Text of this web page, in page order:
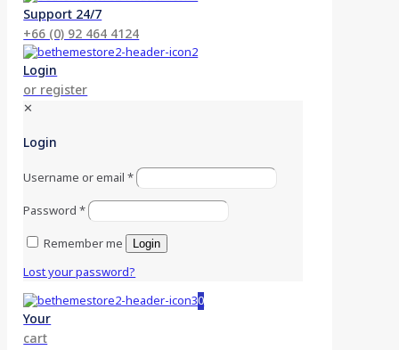
Support 24/7
+66 (0) 92 464 4124
Login
or register
✕
Login
Username or email*
Password*
Remember me
Login
Lost your password?
0
Your
cart